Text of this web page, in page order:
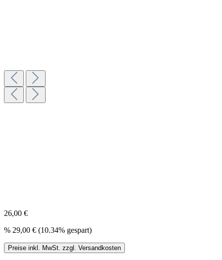
26,00 €
% 29,00 € (10.34% gespart)
Preise inkl. MwSt. zzgl. Versandkosten